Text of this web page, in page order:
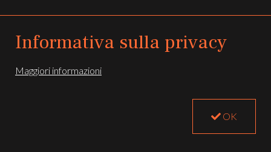
Registered office: Via Milite Ignoto 30, 16038 Santa Margherita Ligure, Italy
Informativa sulla privacy
Maggiori informazioni
OK